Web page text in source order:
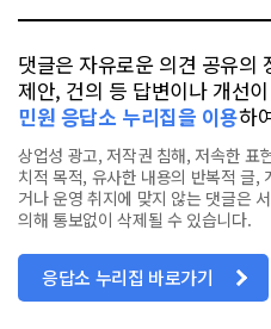
댓글은 자유로운 의견 공유의
제안, 건의 등 답변이나 개선
민원 응답소 누리집을 이용하
상업성 광고, 저작권 침해, 저속한 표
치적 목적, 유사한 내용의 반복적 글,
거나 운영 취지에 맞지 않는 댓글은
의해 통보없이 삭제될 수 있습니다.
응답소 누리집 바로가기